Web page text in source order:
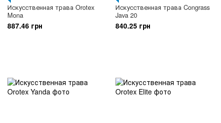
Искусственная трава Orotex
Mona
887.46 грн
Искусственная трава Congrass
Java 20
840.25 грн